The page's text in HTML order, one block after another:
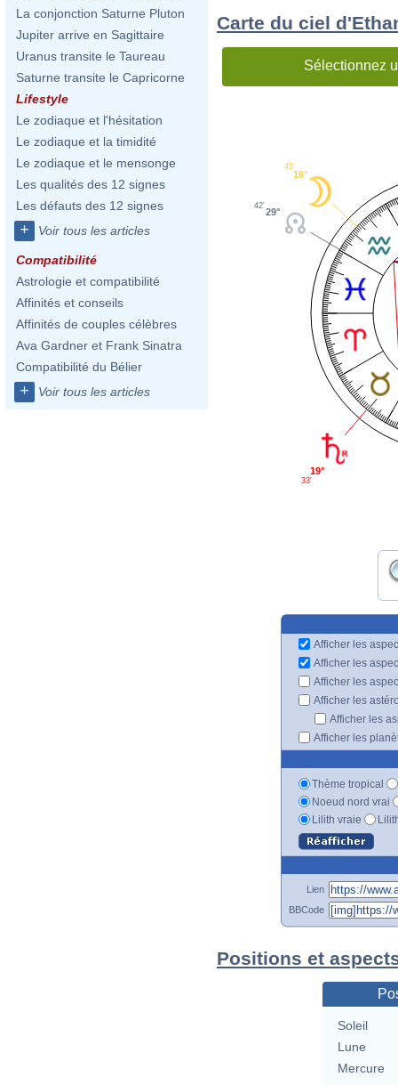
La conjonction Saturne Pluton
Jupiter arrive en Sagittaire
Uranus transite le Taureau
Saturne transite le Capricorne
Lifestyle
Le zodiaque et l'hésitation
Le zodiaque et la timidité
Le zodiaque et le mensonge
Les qualités des 12 signes
Les défauts des 12 signes
+ Voir tous les articles
Compatibilité
Astrologie et compatibilité
Affinités et conseils
Affinités de couples célèbres
Ava Gardner et Frank Sinatra
Compatibilité du Bélier
+ Voir tous les articles
Carte du ciel
Sélectionnez
16°
45'
29°
42'
19°
33'
Afficher les
Afficher les
Afficher les
Afficher les
Afficher les
Afficher les
Thème tropical
Noeud nord vrai
Lilith vraie
Lien
BBCode
Positions et
Soleil
Lune
Mercure